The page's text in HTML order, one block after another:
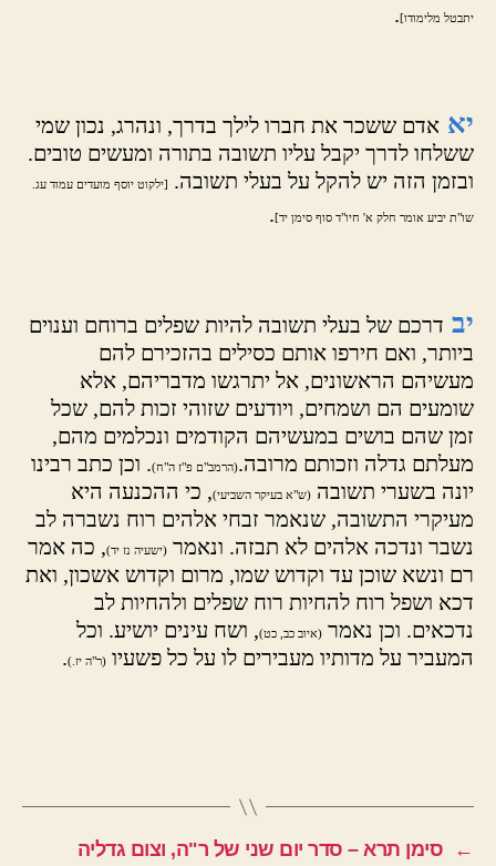
יתבטל מלימודו].
יא אדם ששכר את חברו לילך בדרך, ונהרג, נכון שמי
ששלחו לדרך יקבל עליו תשובה בתורה ומעשים טובים.
ובזמן הזה יש להקל על בעלי תשובה. [ילקוט יוסף מועדים עמוד עג.
שו"ת יביע אומר חלק א' חיו"ד סוף סימן יד].
יב דרכם של בעלי תשובה להיות שפלים ברוחם וענוים
ביותר, ואם חירפו אותם כסילים בהזכירם להם
מעשיהם הראשונים, אל יתרגשו מדבריהם, אלא
שומעים הם ושמחים, ויודעים שזוהי זכות להם, שכל
זמן שהם בושים במעשיהם הקודמים ונכלמים מהם,
מעלתם גדלה וזכותם מרובה.(הרמב"ם פ"ז ה"ח). וכן כתב רבינו
יונה בשערי תשובה (ש"א בעיקר השביעי), כי ההכנעה היא
מעיקרי התשובה, שנאמר זבחי אלהים רוח נשברה לב
נשבר ונדכה אלהים לא תבזה. ונאמר (ישעיה נז יד), כה אמר
רם ונשא שוכן עד וקדוש שמו, מרום וקדוש אשכון, ואת
דכא ושפל רוח להחיות רוח שפלים ולהחיות לב
נדכאים. וכן נאמר (איוב כב, כט), ושח עינים יושיע. וכל
המעביר על מדותיו מעבירים לו על כל פשעיו (ר"ה יז.).
←
סימן תרא – סדר יום שני של ר"ה, וצום גדליה